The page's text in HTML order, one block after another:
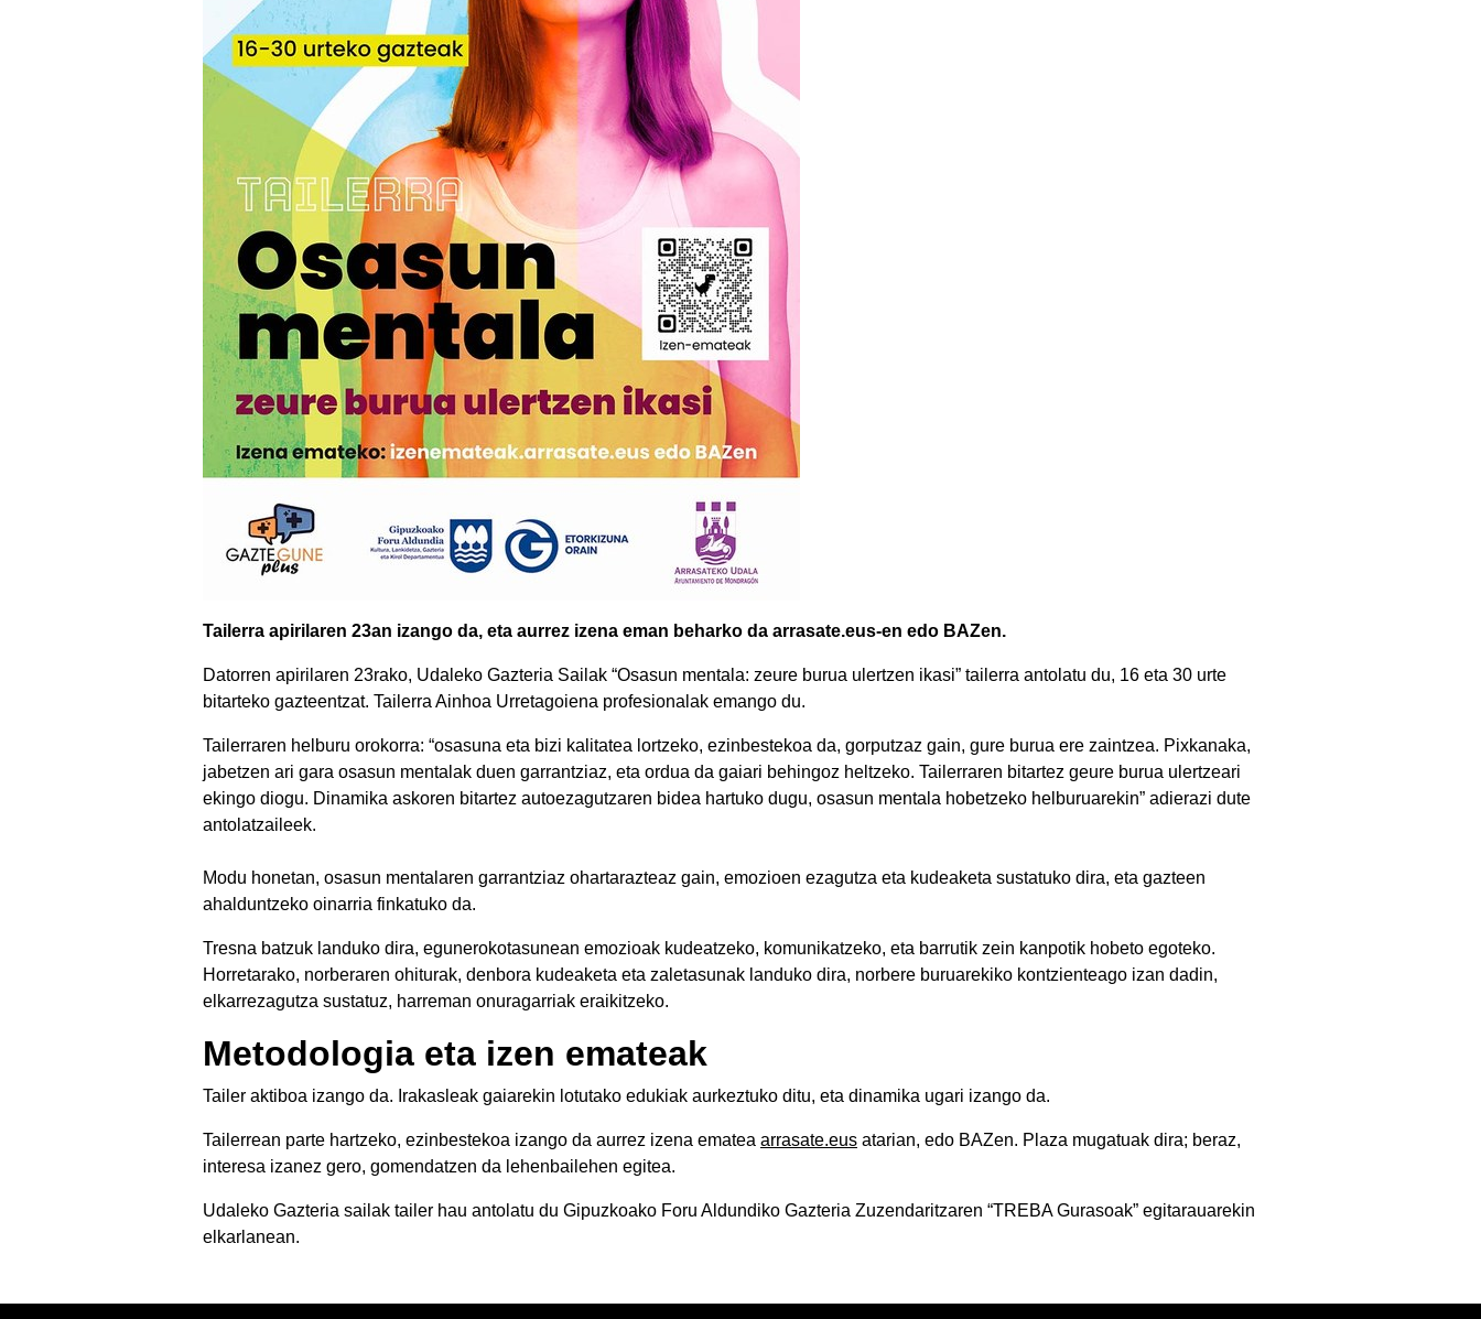
Tailerra apirilaren 23an izango da, eta aurrez izena eman beharko da arrasate.eus-en edo BAZen.
Datorren apirilaren 23rako, Udaleko Gazteria Sailak “Osasun mentala: zeure burua ulertzen ikasi” tailerra antolatu du, 16 eta 30 urte
bitarteko gazteentzat. Tailerra Ainhoa Urretagoiena profesionalak emango du.
Tailerraren helburu orokorra: “osasuna eta bizi kalitatea lortzeko, ezinbestekoa da, gorputzaz gain, gure burua ere zaintzea. Pixkanaka,
jabetzen ari gara osasun mentalak duen garrantziaz, eta ordua da gaiari behingoz heltzeko. Tailerraren bitartez geure burua ulertzeari
ekingo diogu. Dinamika askoren bitartez autoezagutzaren bidea hartuko dugu, osasun mentala hobetzeko helburuarekin” adierazi dute
antolatzaileek.
Modu honetan, osasun mentalaren garrantziaz ohartarazteaz gain, emozioen ezagutza eta kudeaketa sustatuko dira, eta gazteen
ahalduntzeko oinarria finkatuko da.
Tresna batzuk landuko dira, egunerokotasunean emozioak kudeatzeko, komunikatzeko, eta barrutik zein kanpotik hobeto egoteko.
Horretarako, norberaren ohiturak, denbora kudeaketa eta zaletasunak landuko dira, norbere buruarekiko kontzienteago izan dadin,
elkarrezagutza sustatuz, harreman onuragarriak eraikitzeko.
Metodologia eta izen emateak
Tailer aktiboa izango da. Irakasleak gaiarekin lotutako edukiak aurkeztuko ditu, eta dinamika ugari izango da.
Tailerrean parte hartzeko, ezinbestekoa izango da aurrez izena ematea arrasate.eus atarian, edo BAZen. Plaza mugatuak dira; beraz,
interesa izanez gero, gomendatzen da lehenbailehen egitea.
Udaleko Gazteria sailak tailer hau antolatu du Gipuzkoako Foru Aldundiko Gazteria Zuzendaritzaren “TREBA Gurasoak” egitarauarekin
elkarlanean.